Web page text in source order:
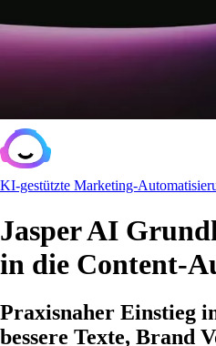
KI-gestützte Marketing-
Jasper AI
in die Content-
Praxisnaher Einstieg
bessere Texte, Brand